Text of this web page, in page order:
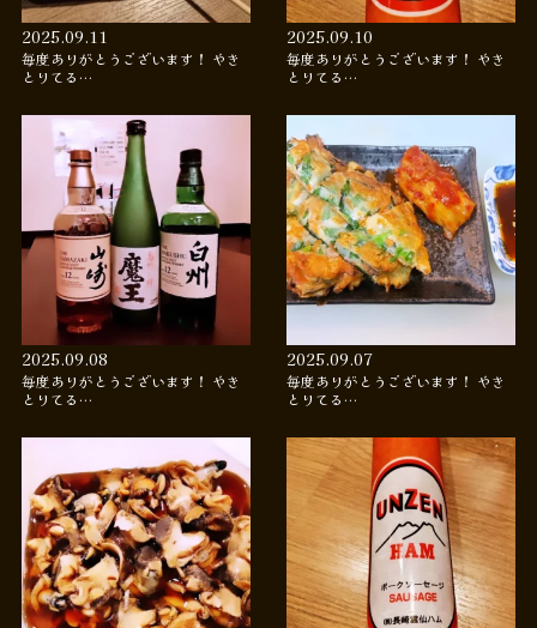
2025.09.11
毎度ありがとうございます！ やき
とりてる…
2025.09.10
毎度ありがとうございます！ やき
とりてる…
2025.09.08
毎度ありがとうございます！ やき
とりてる…
2025.09.07
毎度ありがとうございます！ やき
とりてる…